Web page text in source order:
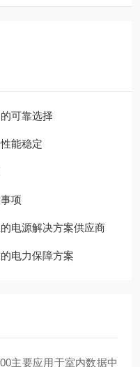
可靠选择
能稳定
项
电源解决方案供应商
电力保障方案
主要应用于室内数据中